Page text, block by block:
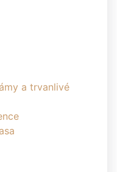
a trvanlivé